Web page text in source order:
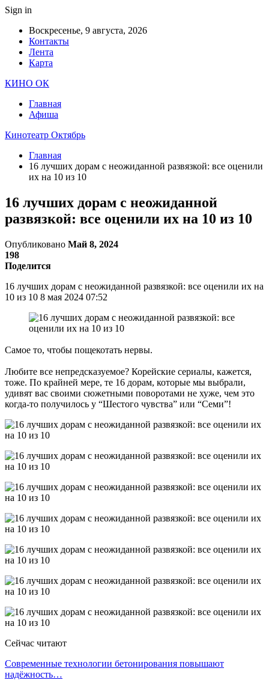
Sign in
Воскресенье, 9 августа, 2026
Контакты
Лента
Карта
КИНО ОК
Главная
Афиша
Кинотеатр Октябрь
Главная
16 лучших дорам с неожиданной развязкой: все оценили
их на 10 из 10
16 лучших дорам с неожиданной
развязкой: все оценили их на 10 из 10
Опубликовано Май 8, 2024
198
Поделится
16 лучших дорам с неожиданной развязкой: все оценили их на
10 из 10 8 мая 2024 07:52
Самое то, чтобы пощекотать нервы.
Любите все непредсказуемое? Корейские сериалы, кажется,
тоже. По крайней мере, те 16 дорам, которые мы выбрали,
удивят вас своими сюжетными поворотами не хуже, чем это
когда-то получилось у “Шестого чувства” или “Семи”!
Сейчас читают
Современные технологии бетонирования повышают
надёжность…